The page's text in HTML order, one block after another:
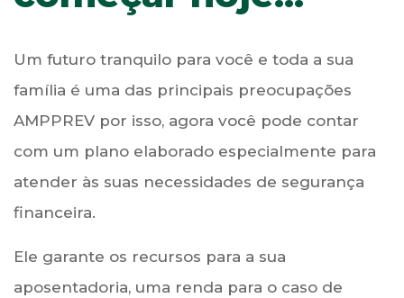
Médico e seus Familiares
Um futuro tranquilo para você e toda a sua
família é uma das principais preocupações
AMPPREV por isso, agora você pode contar
com um plano elaborado especialmente para
atender às suas necessidades de segurança
financeira.
Ele garante os recursos para a sua
aposentadoria, uma renda para o caso de